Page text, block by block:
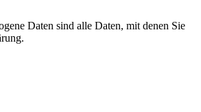
Daten sind alle Daten, mit denen Sie